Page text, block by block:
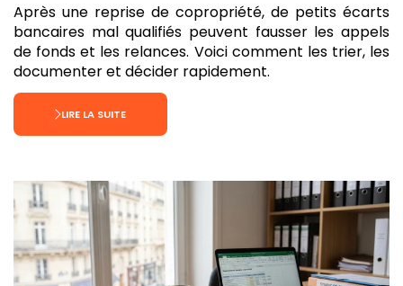
Après une reprise de copropriété, de petits écarts
bancaires mal qualifiés peuvent fausser les appels
de fonds et les relances. Voici comment les trier, les
documenter et décider rapidement.
LIRE LA SUITE